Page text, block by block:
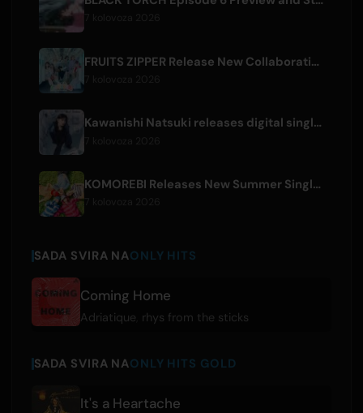
FRUITS ZIPPER Release New Collaboration Song '1,2,3,FOOOOUR'
Kawanishi Natsuki releases digital single 'Sayonara wa Ichiban Kirei na Atashi de'
KOMOREBI Releases New Summer Single 'Letsu Natsu'
SADA SVIRA NAONLY HITS
Coming Home
Adriatique rhys from the sticks
SADA SVIRA NAONLY HITS GOLD
It's a Heartache